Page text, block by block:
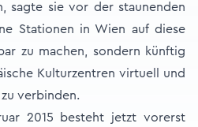
sagte sie vor der staunenden
Stationen in Wien auf diese
zu machen, sondern künftig
Kulturzentren virtuell und
verbinden.
2015 besteht jetzt vorerst